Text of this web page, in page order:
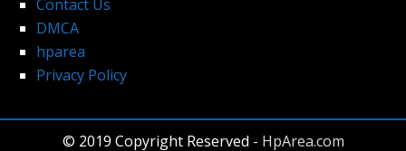
Contact Us
DMCA
hparea
Privacy Policy
© 2019 Copyright Reserved - HpArea.com